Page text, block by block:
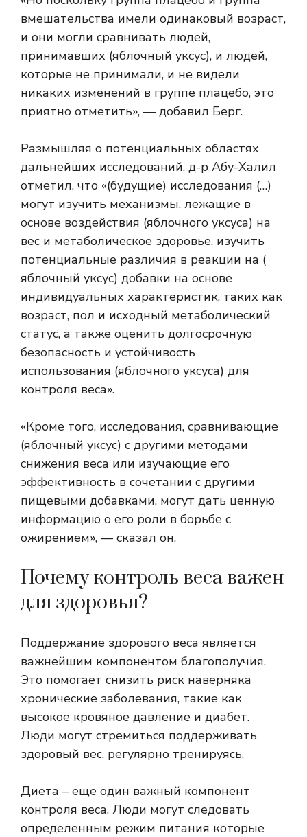
вмешательства имели одинаковый возраст,
и они могли сравнивать людей,
принимавших (яблочный уксус), и людей,
которые не принимали, и не видели
никаких изменений в группе плацебо, это
приятно отметить», — добавил Берг.
Размышляя о потенциальных областях
дальнейших исследований, д-р Абу-Халил
отметил, что «(будущие) исследования (…)
могут изучить механизмы, лежащие в
основе воздействия (яблочного уксуса) на
вес и метаболическое здоровье, изучить
потенциальные различия в реакции на (
яблочный уксус) добавки на основе
индивидуальных характеристик, таких как
возраст, пол и исходный метаболический
статус, а также оценить долгосрочную
безопасность и устойчивость
использования (яблочного уксуса) для
контроля веса».
«Кроме того, исследования, сравнивающие
(яблочный уксус) с другими методами
снижения веса или изучающие его
эффективность в сочетании с другими
пищевыми добавками, могут дать ценную
информацию о его роли в борьбе с
ожирением», — сказал он.
Почему контроль веса важен
для здоровья?
Поддержание здорового веса является
важнейшим компонентом благополучия.
Это помогает снизить риск наверняка
хронические заболевания, такие как
высокое кровяное давление и диабет.
Люди могут стремиться поддерживать
здоровый вес, регулярно тренируясь.
Диета – еще один важный компонент
контроля веса. Люди могут следовать
определенным режим питания которые